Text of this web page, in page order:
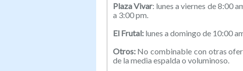
Plaza Vivar: lunes a viernes de 8:00
a 3:00 pm.
El Frutal:lunes a domingo de 10:00
Otros:No combinable con otras
de la media espalda o voluminoso.